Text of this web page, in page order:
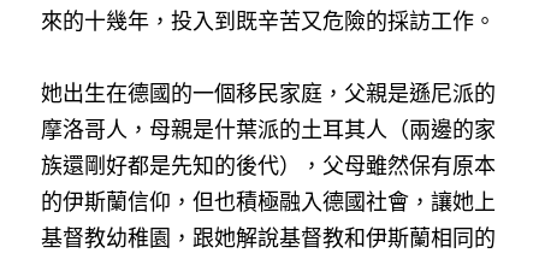
來的十幾年，投入到既辛苦又危險的採訪工作。
她出生在德國的一個移民家庭，父親是遜尼派的
摩洛哥人，母親是什葉派的土耳其人（兩邊的家
族還剛好都是先知的後代），父母雖然保有原本
的伊斯蘭信仰，但也積極融入德國社會，讓她上
基督教幼稚園，跟她解說基督教和伊斯蘭相同的